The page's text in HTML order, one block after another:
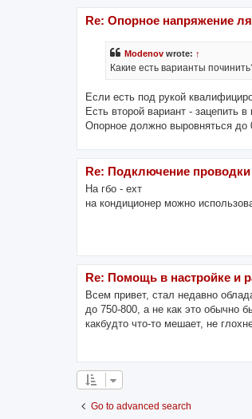
Re: Опорное напряжение
Modenov wrote: ↑
Какие есть варианты
Если есть под рукой
Есть второй вариант -
Опорное должно выровняться до
Re: Подключение проводки
На гбо - ехт
на кондиционер можно
Re: Помощь в настройке и
Всем привет, стал недавно
до 750-800, а не как это обычно
какбудто что-то мешает, не
Go to advanced search